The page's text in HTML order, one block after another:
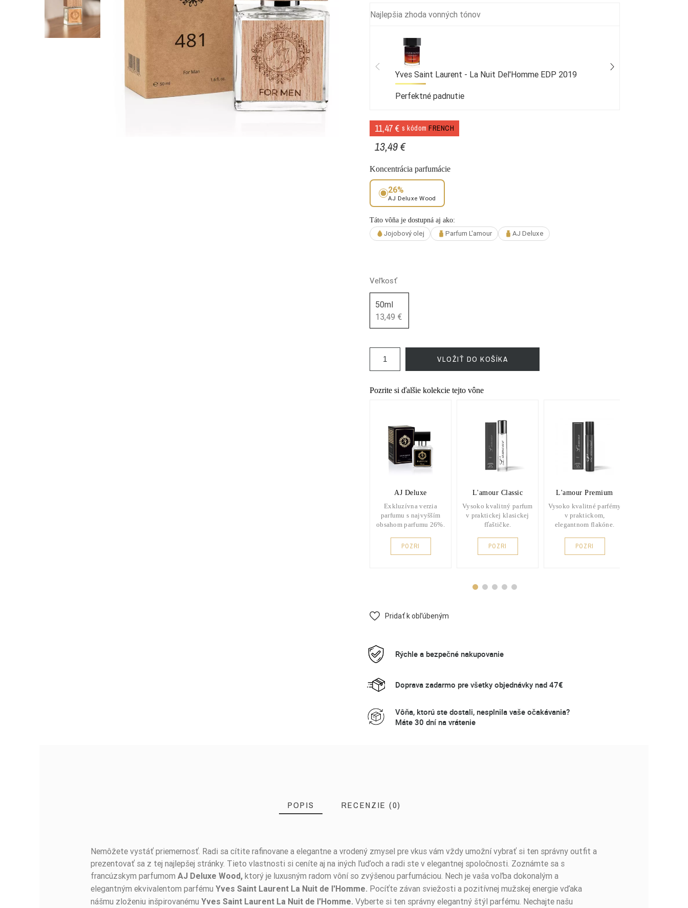
Najlepšia zhoda vonných tónov
Yves Saint Laurent - La Nuit Del'Homme EDP 2019
Perfektné padnutie
11,47 € s kódom FRENCH
13,49 €
Koncentrácia parfumácie
26%
AJ Deluxe Wood
Táto vôňa je dostupná aj ako:
Jojobový olej Parfum L'amour AJ Deluxe
Veľkosť
50ml
13,49 €
VLOŽIŤ DO KOŠÍKA
Pozrite si ďalšie kolekcie tejto vône
AJ Deluxe
Exkluzívna verzia
parfumu s najvyšším
obsahom parfumu 26%.
POZRI
L'amour Classic
Vysoko kvalitný parfum
v praktickej klasickej
fľaštičke.
POZRI
L'amour Premium
Vysoko kvalitné parfémy
v praktickom,
elegantnom flakóne.
POZRI
Pridať k obľúbeným
Rýchle a bezpečné nakupovanie
Doprava zadarmo pre všetky objednávky nad 47€
Vôňa, ktorú ste dostali, nesplnila vaše očakávania?
Máte 30 dní na vrátenie
POPIS RECENZIE (0)
Nemôžete vystáť priemernosť. Radi sa cítite rafinovane a elegantne a vrodený zmysel pre vkus vám vždy umožní vybrať si ten správny outfit a
prezentovať sa z tej najlepšej stránky. Tieto vlastnosti si ceníte aj na iných ľuďoch a radi ste v elegantnej spoločnosti. Zoznámte sa s
francúzskym parfumomAJ Deluxe Wood, ktorý je luxusným radom vôní so zvýšenou parfumáciou. Nech je vaša voľba dokonalým a
elegantným ekvivalentom parfémuYves Saint Laurent La Nuit de l'Homme. Pocíťte závan sviežosti a pozitívnej mužskej energie vďaka
nášmu zloženiu inšpirovanémuYves Saint Laurent La Nuit de l'Homme. Vyberte si ten správny elegantný štýl parfému. Nechajte našu
BUĎTE PRVÝ, KTO NAPÍŠE RECENZIU!